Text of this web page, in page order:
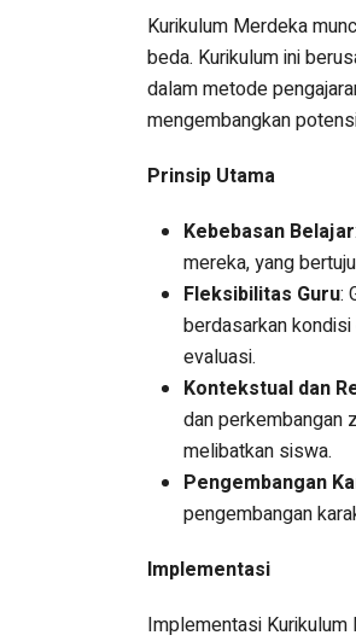
Kurikulum Merdeka
beda. Kurikulum ini
dalam metode
mengembangkan
Prinsip Utama
Kebebasan Belajar
mereka, yang
Fleksibilitas Guru:
berdasarkan
evaluasi.
Kontekstual dan
dan perkembangan
melibatkan siswa.
Pengembangan
pengembangan
Implementasi
Implementasi